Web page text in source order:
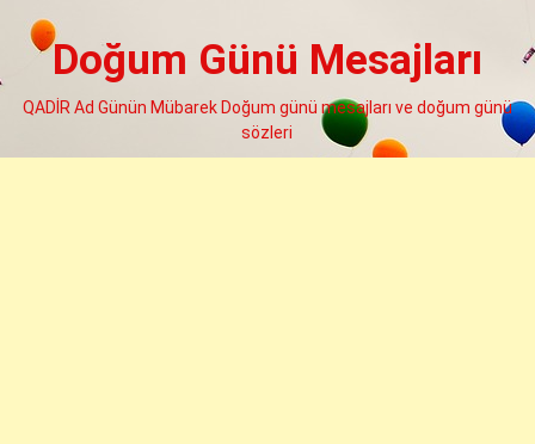
Doğum Günü Mesajları
QADİR Ad Günün Mübarek Doğum günü mesajları ve doğum günü
sözleri